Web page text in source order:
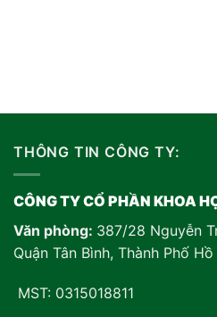
THÔNG TIN CÔNG TY:
CÔNG TY CỔ PHẦN KHOA
Văn phòng: 387/28 Nguyễn
Quận Tân Bình, Thành Phố
MST: 0315018811